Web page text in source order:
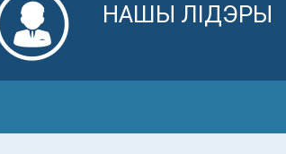
НАШЫ ЛІДЭРЫ